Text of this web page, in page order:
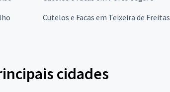
Cutelos e Facas em Teixeira de Freitas
cidades